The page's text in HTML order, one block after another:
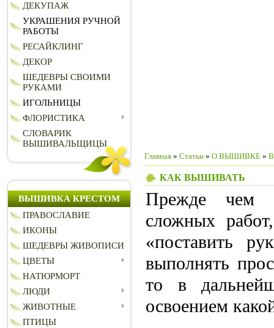
ДЕКУПАЖ
УКРАШЕНИЯ РУЧНОЙ
РАБОТЫ
РЕСАЙКЛИНГ
ДЕКОР
ШЕДЕВРЫ СВОИМИ
РУКАМИ
ИГОЛЬНИЦЫ
ФЛОРИСТИКА
СЛОВАРИК
ВЫШИВАЛЬЩИЦЫ
ВЫШИВКА КРЕСТОМ
ПРАВОСЛАВИЕ
ИКОНЫ
ШЕДЕВРЫ ЖИВОПИСИ
ЦВЕТЫ
НАТЮРМОРТ
ЛЮДИ
ЖИВОТНЫЕ
ПТИЦЫ
Главная » Статьи » О ВЫШИВКЕ »
КАК ВЫШИВАТЬ
Прежде чем
сложных
«поставить
выполнять
то в
освоением